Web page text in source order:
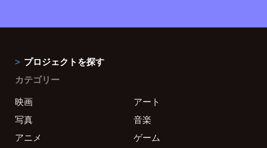
プロジェクトを探す
カテゴリー
映画
アート
写真
音楽
アニメ
ゲーム